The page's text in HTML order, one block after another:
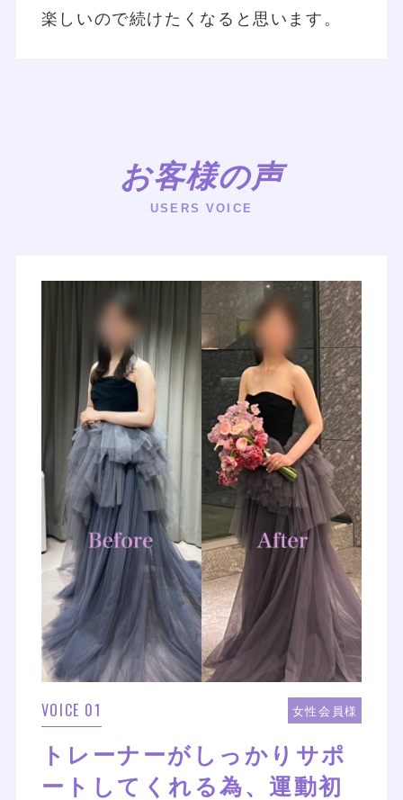
楽しいので続けたくなると思います。
お客様の声
USERS VOICE
VOICE 01 女性会員様
トレーナーがしっかりサポ
ートしてくれる為、運動初